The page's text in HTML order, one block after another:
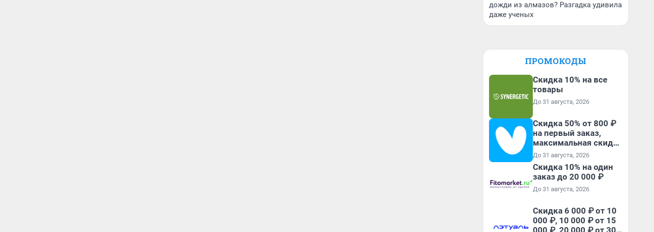
дожди из алмазов? Разгадка удивила
даже ученых
ПРОМОКОДЫ
Скидка 10% на все
товары
До 31 августа, 2026
Скидка 50% от 800 ₽
на первый заказ,
максимальная скидка
600 ₽
До 31 августа, 2026
Скидка 10% на один
заказ до 20 000 ₽
До 31 августа, 2026
Скидка 6 000 ₽ от 10
000 ₽, 10 000 ₽ от 15
000 ₽, 20 000 ₽ от 30